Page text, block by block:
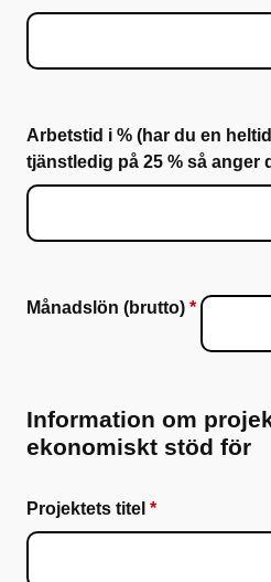
Arbetstid i % (har du en
tjänstledig på 25 % så anger
Månadslön (brutto)
Information om
ekonomiskt stöd för
Projektets titel